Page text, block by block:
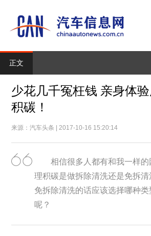
正文
少花几千冤枉钱 亲身体
积碳！
来源：汽车头条 | 2017-10-16 15:20:14
相信很多人都有和我一样的
理积碳是做拆除清洗还是免拆清
免拆除清洗的话应该选择哪种类
呢？